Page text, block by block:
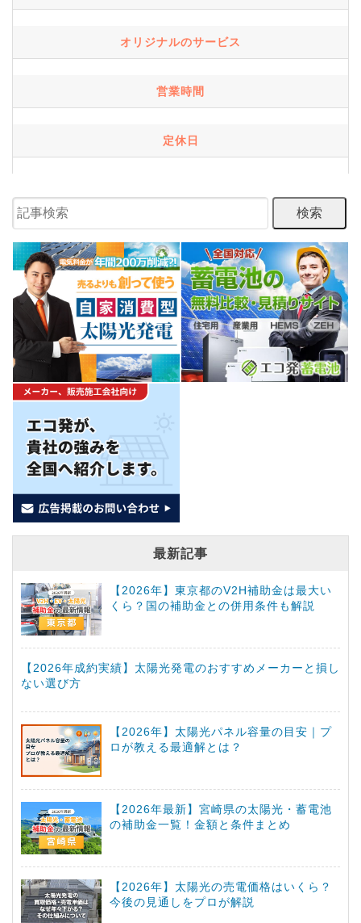
オリジナルのサービス
営業時間
定休日
最新記事
【2026年】東京都のV2H補助金は最大い
くら？国の補助金との併用条件も解説
【2026年成約実績】太陽光発電のおすすめメーカーと損し
ない選び方
【2026年】太陽光パネル容量の目安｜プ
ロが教える最適解とは？
【2026年最新】宮崎県の太陽光・蓄電池
の補助金一覧！金額と条件まとめ
【2026年】太陽光の売電価格はいくら？
今後の見通しをプロが解説